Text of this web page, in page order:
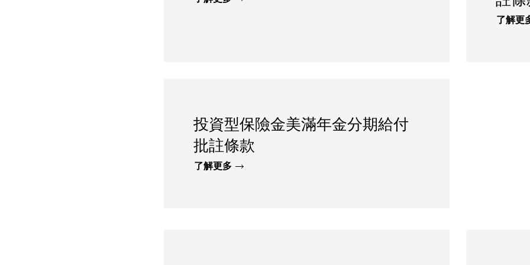
了解更
投資型保險金美滿年金分期給付
批註條款
了解更多